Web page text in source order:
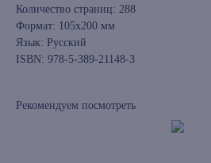
Количество страниц: 288
Формат: 105х200 мм
Язык: Русский
ISBN: 978-5-389-21148-3
Рекомендуем посмотреть